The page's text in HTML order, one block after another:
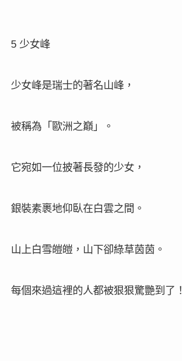
5 少女峰
少女峰是瑞士的著名山峰，
被稱為「歐洲之巔」。
它宛如一位披著長發的少女，
銀裝素裹地仰臥在白雲之間。
山上白雪皚皚，山下卻綠草茵茵。
每個來過這裡的人都被狠狠驚艷到了！